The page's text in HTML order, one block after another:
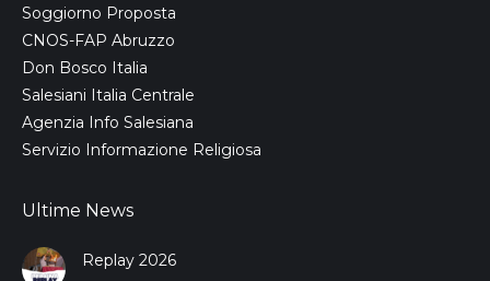
Soggiorno Proposta
CNOS-FAP Abruzzo
Don Bosco Italia
Salesiani Italia Centrale
Agenzia Info Salesiana
Servizio Informazione Religiosa
Ultime News
Replay 2026